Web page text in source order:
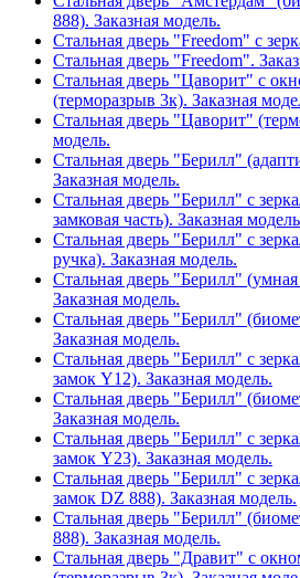
888). Заказная модель.
Стальная дверь "Freedom" с
Стальная дверь "Freedom".
Стальная дверь "Цаворит" с
(терморазрыв 3к). Заказная
Стальная дверь "Цаворит"
модель.
Стальная дверь "Берилл"
Заказная модель.
Стальная дверь "Берилл" с
замковая часть). Заказная
Стальная дверь "Берилл" с
ручка). Заказная модель.
Стальная дверь "Берилл" (умная
Заказная модель.
Стальная дверь "Берилл"
Заказная модель.
Стальная дверь "Берилл" с
замок Y12). Заказная модель.
Стальная дверь "Берилл"
Заказная модель.
Стальная дверь "Берилл" с
замок Y23). Заказная модель.
Стальная дверь "Берилл" с
замок DZ 888). Заказная модель.
Стальная дверь "Берилл"
888). Заказная модель.
Стальная дверь "Дравит" с